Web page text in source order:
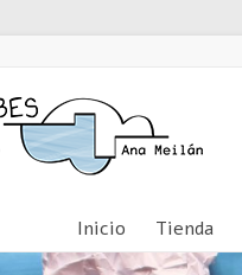
Inicio Tienda